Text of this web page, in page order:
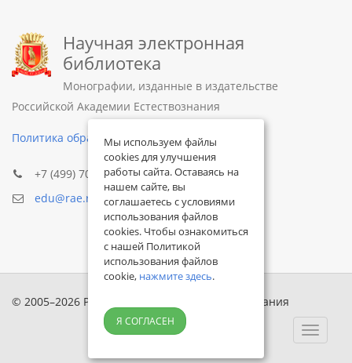
Научная электронная
библиотека
Монографии, изданные в издательстве
Российской Академии Естествознания
Политика обработки персональных данных
+7 (499) 705-72-30
edu@rae.ru
© 2005–2026 Российская академия естествознания
Toggle
Мы используем файлы
cookies для улучшения
работы сайта. Оставаясь на
нашем сайте, вы
соглашаетесь с условиями
использования файлов
cookies. Чтобы ознакомиться
с нашей Политикой
использования файлов
cookie, нажмите здесь.
Я СОГЛАСЕН